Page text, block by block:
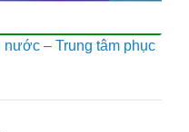
– Trung tâm phục